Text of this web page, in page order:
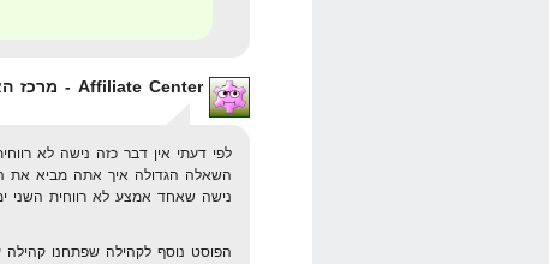
Affiliate Center - מרכז האפיליאט הישראלי
לפי דעתי אין דבר כזה נישה לא
השאלה הגדולה איך אתה מביא את
נישה שאחד אמצע לא רווחית השני
הפוסט נוסף לקהילה שפתחנו קהילה